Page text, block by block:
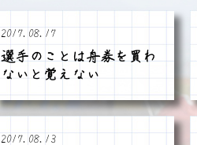
2017.08.17
選手のことは舟券を買わ
ないと覚えない
2017.08.13